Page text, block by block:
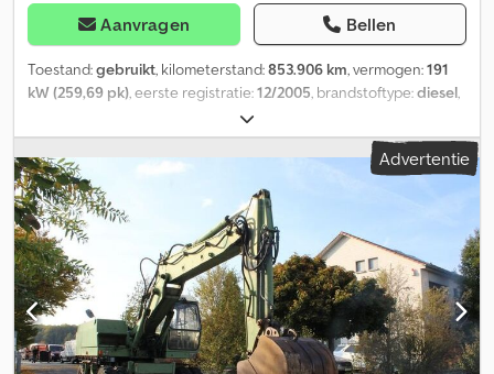
Aanvragen Bellen
Toestand:gebruikt, kilometerstand:853.906 km, vermogen:191
kW (259,69 pk) , eerste registratie:12/2005 , brandstoftype:diesel
, soort overbrenging:
asconfiguratie:4x2, leeggewicht:11.700 kg, maximaal laadgewicht:
6.300 kg
, totaalgewicht: 18.000 kg, emissieklasse:Euro 4, kleur:
zilver, remmen: , ophanging:
dagcabine, Uitrusting:
ABS, airconditioning, bekrachtigde
besturing, boordcomputer, cabine, roetfilter, standkachel
Duits voertuig * 1e eigenaar * 2 stuks beschikbaar * 40 zitplaatsen
voor passagiers en 63 staanplaatsen * Rolstoel- en
kinderwagenplaats met oprijplaat * Verlaagbare instap
(bordsteinabsenkung) * Automatische versnellingsbak Djdpfx
Agevhpgdj Tock * Motor: MAN D2866 LUH 23 * Dieselpartikelfilter,
PMK2 (Euro 4) * Halteplaatsrem * Retarder * Spheros
Advertentie